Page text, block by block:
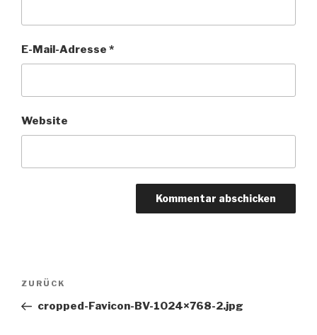
E-Mail-Adresse *
Website
Beitragsnavigation
Vorheriger
Beitrag
ZURÜCK
cropped-Favicon-BV-1024×768-2.jpg